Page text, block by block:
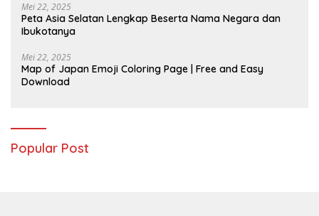
Mei 22, 2025
Peta Asia Selatan Lengkap Beserta Nama Negara dan
Ibukotanya
Mei 22, 2025
Map of Japan Emoji Coloring Page | Free and Easy
Download
Popular Post